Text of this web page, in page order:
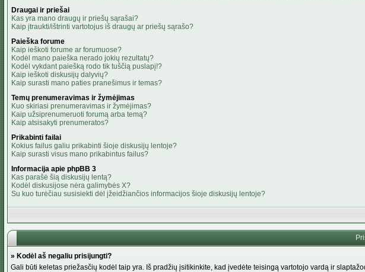
Draugai ir priešai
Kas yra mano draugų ir priešų sąrašai?
Kaip įtraukti/ištrinti vartotojus iš draugų ar priešų sąrašo?
Paieška forume
Kaip ieškoti forume ar forumuose?
Kodėl mano paieška nerado jokių rezultatų?
Kodėl vykdant paiešką rodo tik tuščią puslapį!?
Kaip ieškoti diskusijų dalyvių?
Kaip surasti mano paties pranešimus ir temas?
Temų prenumeravimas ir žymėjimas
Kuo skiriasi prenumeravimas ir žymėjimas?
Kaip užsiprenumeruoti forumą arba temą?
Kaip atsisakyti prenumeratos?
Prikabinti failai
Kokius failus galiu prikabinti šioje diskusijų lentoje?
Kaip surasti visus mano prikabintus failus?
Informacija apie phpBB 3
Kas parašė šią diskusijų lentą?
Kodėl diskusijose nėra galimybės X?
Su kuo turėčiau susisiekti dėl įžeidžiančios informacijos šioje diskusijų lentoje?
» Kodėl aš negaliu prisijungti?
Gali būti keletas priežasčių kodėl taip yra. Iš pradžių įsitikinkite, kad įvedėte teisingą vartotojo vardą ir